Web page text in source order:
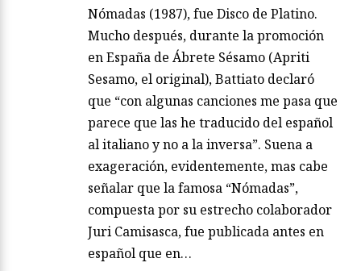
Nómadas (1987), fue Disco de Platino.
Mucho después, durante la promoción
en España de Ábrete Sésamo (Apriti
Sesamo, el original), Battiato declaró
que “con algunas canciones me pasa que
parece que las he traducido del español
al italiano y no a la inversa”. Suena a
exageración, evidentemente, mas cabe
señalar que la famosa “Nómadas”,
compuesta por su estrecho colaborador
Juri Camisasca, fue publicada antes en
español que en…